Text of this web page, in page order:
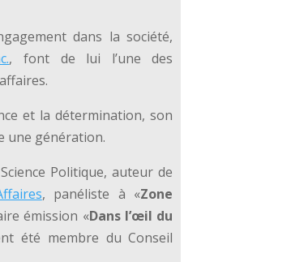
dans la société,
, font de lui l’une des
et la détermination, son
une génération.
Politique, auteur de
, panéliste à «Zone
émission «Dans l’œil du
été membre du Conseil